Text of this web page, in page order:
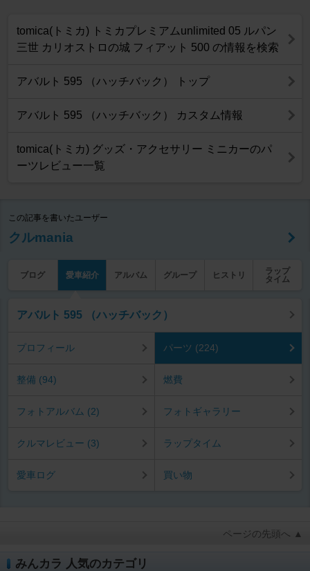
tomica(トミカ) トミカプレミアムunlimited 05 ルパン
三世 カリオストロの城 フィアット 500 の情報を検索
アバルト 595 （ハッチバック） トップ
アバルト 595 （ハッチバック） カスタム情報
tomica(トミカ) グッズ・アクセサリー ミニカーのパ
ーツレビュー一覧
この記事を書いたユーザー
クルmania
ブログ 愛車紹介 アルバム グループ ヒストリ
ラップ
タイム
アバルト 595 （ハッチバック）
プロフィール パーツ (224)
整備 (94) 燃費
フォトアルバム (2) フォトギャラリー
クルマレビュー (3) ラップタイム
愛車ログ 買い物
ページの先頭へ ▲
みんカラ 人気のカテゴリ